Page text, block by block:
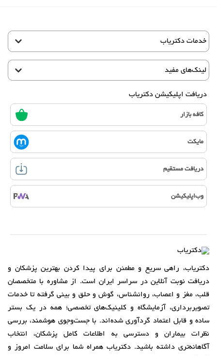
خدمات دکتریاب
لینک‌های مفید
دریافت اپلیکیشن دکتریاب
کافه بازار
مایکت
دریافت مستقیم
وب‌اپلیکیشن
دکتریاب، راهی سریع و مطمئن برای پیدا کردن بهترین پزشکان و
دریافت نوبت آنلاین در سراسر ایران است. از مشاوره با متخصصان
قلب، مغز و اعصاب، روانشناس، گوش و حلق و بینی گرفته تا خدمات
تصویربرداری، آزمایشگاه و کلینیک‌های تخصصی؛ همه در یک بستر
ساده و قابل اعتماد گردآوری شده‌اند. با جست‌وجوی هوشمند، بررسی
نظرات بیماران و دسترسی به اطلاعات کامل پزشکان، انتخاب
آگاهانه‌تری داشته باشید. دکتریاب همراه شما برای سلامت امروز و